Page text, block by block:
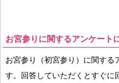
お宮参りに関するアンケート
お宮参り（初宮参り）に関する
す。回答していただくとすぐに